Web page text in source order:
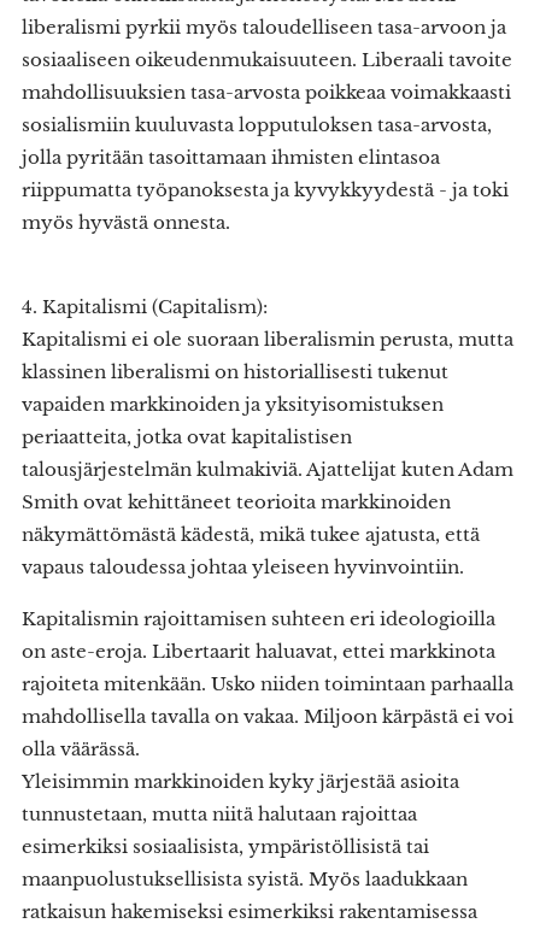
liberalismi pyrkii myös taloudelliseen tasa-arvoon ja
sosiaaliseen oikeudenmukaisuuteen. Liberaali tavoite
mahdollisuuksien tasa-arvosta poikkeaa voimakkaasti
sosialismiin kuuluvasta lopputuloksen tasa-arvosta,
jolla pyritään tasoittamaan ihmisten elintasoa
riippumatta työpanoksesta ja kyvykkyydestä - ja toki
myös hyvästä onnesta.
4. Kapitalismi (Capitalism):
Kapitalismi ei ole suoraan liberalismin perusta, mutta
klassinen liberalismi on historiallisesti tukenut
vapaiden markkinoiden ja yksityisomistuksen
periaatteita, jotka ovat kapitalistisen
talousjärjestelmän kulmakiviä. Ajattelijat kuten Adam
Smith ovat kehittäneet teorioita markkinoiden
näkymättömästä kädestä, mikä tukee ajatusta, että
vapaus taloudessa johtaa yleiseen hyvinvointiin.
Kapitalismin rajoittamisen suhteen eri ideologioilla
on aste-eroja. Libertaarit haluavat, ettei markkinota
rajoiteta mitenkään. Usko niiden toimintaan parhaalla
mahdollisella tavalla on vakaa. Miljoon kärpästä ei voi
olla väärässä.
Yleisimmin markkinoiden kyky järjestää asioita
tunnustetaan, mutta niitä halutaan rajoittaa
esimerkiksi sosiaalisista, ympäristöllisistä tai
maanpuolustuksellisista syistä. Myös laadukkaan
ratkaisun hakemiseksi esimerkiksi rakentamisessa